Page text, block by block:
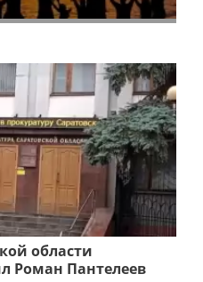
области
Роман Пантелеев